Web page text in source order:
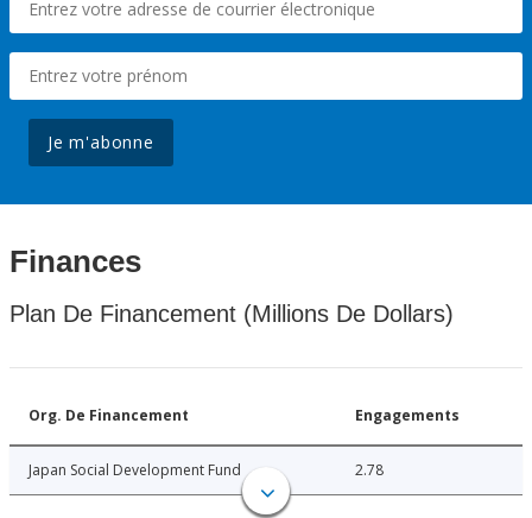
Je m'abonne
Finances
Plan De Financement (Millions De Dollars)
Org. De Financement Engagements
Japan Social Development Fund 2.78